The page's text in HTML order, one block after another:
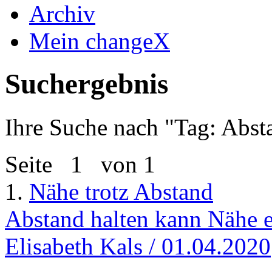
Archiv
Mein changeX
Suchergebnis
Ihre Suche nach "Tag:
Seite 1 von 1
1. Nähe trotz Abstand
Abstand halten kann Nähe
Elisabeth Kals / 01.04.2020